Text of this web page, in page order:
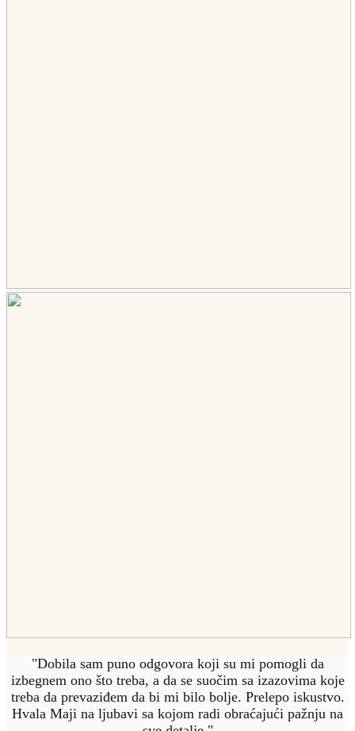
"Dobila sam puno odgovora koji su mi pomogli da
izbegnem ono što treba, a da se suočim sa izazovima koje
treba da prevaziđem da bi mi bilo bolje. Prelepo iskustvo.
Hvala Maji na ljubavi sa kojom radi obraćajući pažnju na